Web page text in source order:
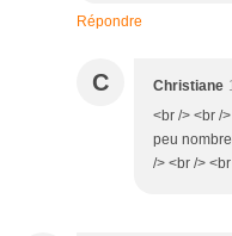
Répondre
C Christiane
<br /> <br /
peu
/> <br />